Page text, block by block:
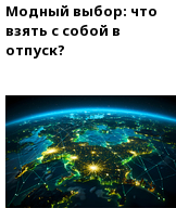
Бессент
скорое
Три человека
ножевые ранения
в Чехии
Путин поручил
Модный выбор: что
взять с собой в
отпуск?